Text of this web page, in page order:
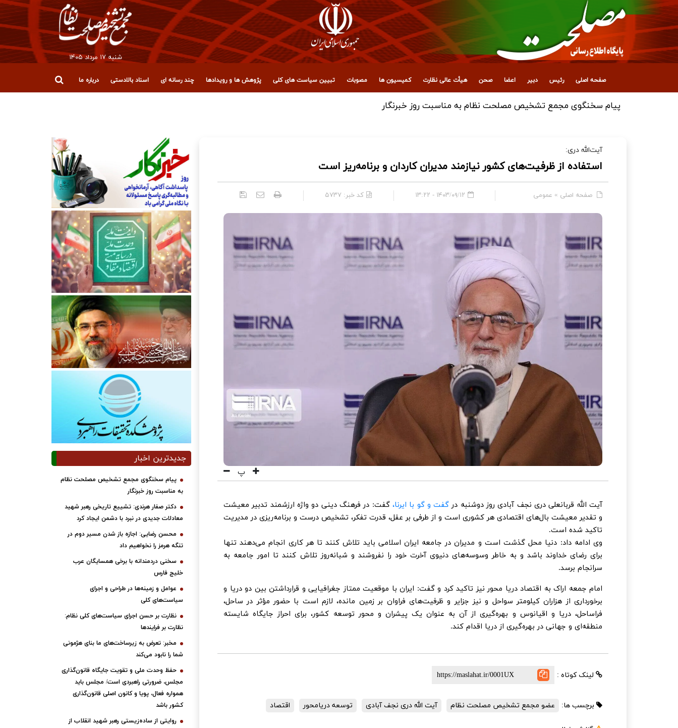
شنبه ۱۷ مرداد ۱۴۰۵
صفحه اصلی رئیس دبیر اعضا صحن هیأت عالی نظارت کمیسیون ها مصوبات تبیین سیاست های کلی پژوهش ها و رویدادها چند رسانه ای اسناد بالادستی درباره ما
آیت‌الله دری:
استفاده از ظرفیت‌های کشور نیازمند مدیران کاردان و برنامه‌ریز است
صفحه اصلی » عمومی ۱۴۰۳/۰۹/۱۲ - ۱۳:۲۲ کد خبر: ۵۷۳۷
پ
آیت الله قربانعلی دری نجف آبادی روز دوشنبه در گفت و گو با ایرنا، گفت: در فرهنگ دینی دو واژه ارزشمند تدبیر معیشت
و تقدیر معیشت بال‌های اقتصادی هر کشوری است و از طرفی بر عقل، قدرت تفکر، تشخیص درست و برنامه‌ریزی در مدیریت
تاکید شده است.
وی ادامه داد: دنیا محل گذشت است و مدیران در جامعه ایران اسلامی باید تلاش کنند تا هر کاری انجام می‌دهند تنها
برای رضای خداوند باشد و به خاطر وسوسه‌های دنیوی آخرت خود را نفروشند و شبانه‌روز تلاش کنند تا امور جامعه به
سرانجام برسد.
امام جمعه اراک به اقتصاد دریا محور نیز تاکید کرد و گفت: ایران با موقعیت ممتاز جغرافیایی و قرارداشتن بین دو دریا و
برخورداری از هزاران کیلومتر سواحل و نیز جزایر و ظرفیت‌های فراوان بر زمین مانده، لازم است با حضور مؤثر در ساحل،
فراساحل، دریا و اقیانوس و بهره‌گیری از آن به عنوان یک پیشران و محور توسعه کشور، برای احراز جایگاه شایسته
منطقه‌ای و جهانی در بهره‌گیری از دریا اقدام کند.
لینک کوتاه :
برچسب ها: عضو مجمع تشخیص مصلحت نظام آیت الله دری نجف آبادی توسعه دریامحور اقتصاد
جدیدترین اخبار
پیام سخنگوی مجمع تشخیص مصلحت نظام
به مناسبت روز خبرنگار
دکتر صفار هرندی: تشییع تاریخی رهبر شهید
معادلات جدیدی در نبرد با دشمن ایجاد کرد
محسن رضایی: اجازه باز شدن مسیر دوم در
تنگه هرمز را نخواهیم داد
سخنی دردمندانه با برخی همسایگان عرب
خلیج فارس
عوامل و زمینه‌ها در طراحی و اجرای
سیاست‌های کلی
نظارت بر حسن اجرای سیاست‌های کلی نظام:
نظارت بر فرایندها
مخبر: تعرض به زیرساخت‌های ما بنای هژمونی
شما را نابود می‌کند
حفظ وحدت ملی و تقویت جایگاه قانون‌گذاری
مجلس، ضرورتی راهبردی است/ مجلس باید
همواره فعال، پویا و کانون اصلی قانون‌گذاری
کشور باشد
روایتی از ساده‌زیستی رهبر شهید انقلاب از